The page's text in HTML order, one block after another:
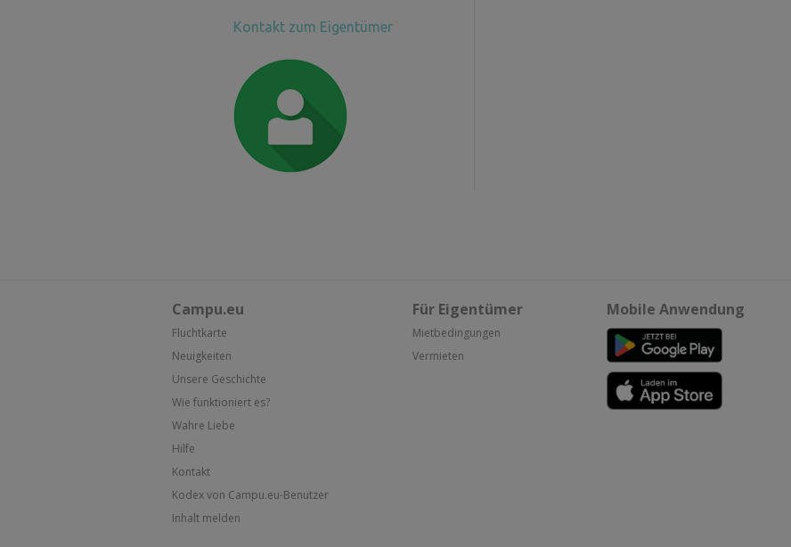
Kontakt zum Eigentümer
Campu.eu
Fluchtkarte
Neuigkeiten
Unsere Geschichte
Wie funktioniert es?
Wahre Liebe
Hilfe
Kontakt
Kodex von Campu.eu-Benutzer
Inhalt melden
Für Eigentümer
Mietbedingungen
Vermieten
Mobile Anwendung